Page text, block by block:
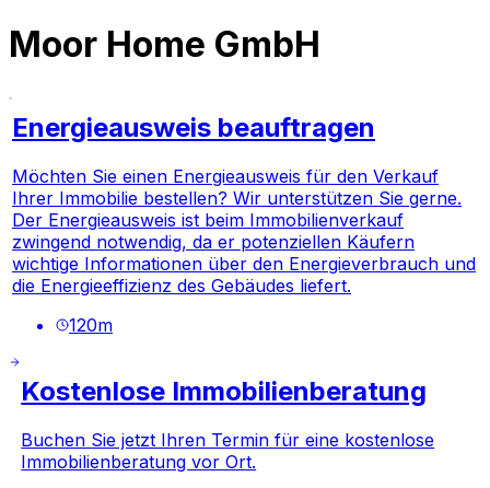
Moor Home GmbH
Energieausweis beauftragen
Möchten Sie einen Energieausweis für den Verkauf
Ihrer Immobilie bestellen? Wir unterstützen Sie gerne.
Der Energieausweis ist beim Immobilienverkauf
zwingend notwendig, da er potenziellen Käufern
wichtige Informationen über den Energieverbrauch und
die Energieeffizienz des Gebäudes liefert.
120m
Kostenlose Immobilienberatung
Buchen Sie jetzt Ihren Termin für eine kostenlose
Immobilienberatung vor Ort.